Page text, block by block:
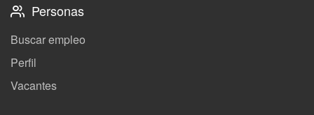
Personas
Buscar empleo
Perfil
Vacantes